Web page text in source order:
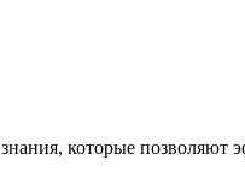
которые позволяют